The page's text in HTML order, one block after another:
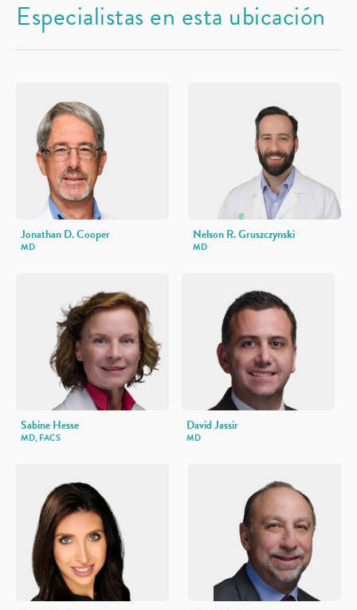
Especialistas en esta ubicación
Jonathan D. Cooper
MD
Nelson R. Gruszczynski
MD
Sabine Hesse
MD, FACS
David Jassir
MD